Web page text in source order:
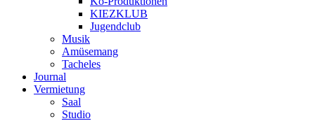
KIEZKLUB
Jugendclub
Musik
Amüsemang
Tacheles
Journal
Vermietung
Saal
Studio